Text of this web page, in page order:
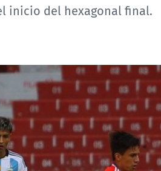
inicio del hexagonal final.